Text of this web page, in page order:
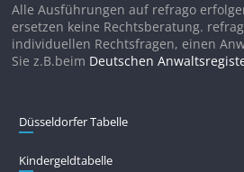
Alle Ausführungen auf refrago
ersetzen keine Rechtsberatung.
individuellen Rechtsfragen, einen
Sie z.B.beim Deutschen
Düsseldorfer Tabelle
Kindergeldtabelle